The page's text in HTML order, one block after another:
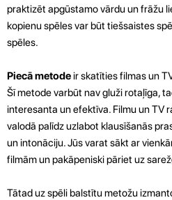
praktizēt apgūstamo vārdu un frāžu
kopienu spēles var būt tiešsaistes
spēles.
Piecā metodeir skatīties filmas un
Šī metode varbūt nav gluži rotaļīga,
interesanta un efektīva. Filmu un TV
valodā palīdz uzlabot klausīšanās
un intonāciju. Jūs varat sākt ar
filmām un pakāpeniski pāriet uz
Tātad uz spēli balstītu metožu